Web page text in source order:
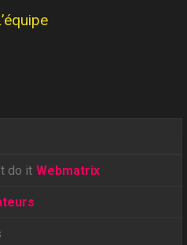
do it Webmatrix